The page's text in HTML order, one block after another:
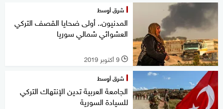
شرق أوسط
المدنيون.. أولى ضحايا القصف التركي
العشوائي شمالي سوريا
l 9 أكتوبر 2019
شرق أوسط
الجامعة العربية تدين الإنتهاك التركي
للسيادة السورية